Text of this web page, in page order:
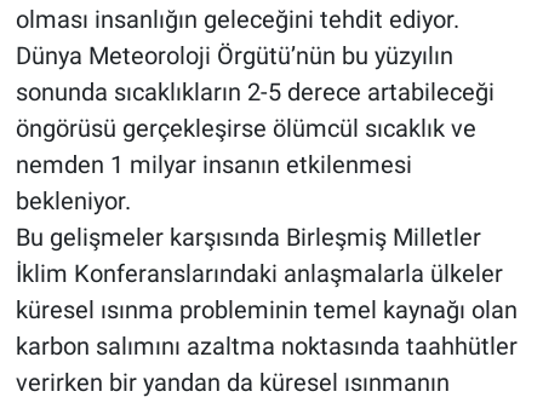
olması insanlığın geleceğini tehdit ediyor.
Dünya Meteoroloji Örgütü’nün bu yüzyılın
sonunda sıcaklıkların 2-5 derece artabileceği
öngörüsü gerçekleşirse ölümcül sıcaklık ve
nemden 1 milyar insanın etkilenmesi
bekleniyor.
Bu gelişmeler karşısında Birleşmiş Milletler
İklim Konferanslarındaki anlaşmalarla ülkeler
küresel ısınma probleminin temel kaynağı olan
karbon salımını azaltma noktasında taahhütler
verirken bir yandan da küresel ısınmanın